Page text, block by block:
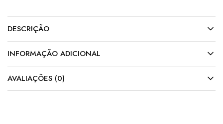
DESCRIÇÃO
INFORMAÇÃO ADICIONAL
AVALIAÇÕES (0)